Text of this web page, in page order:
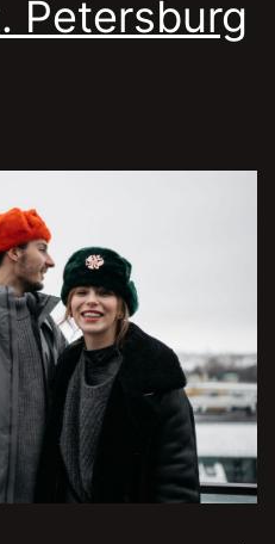
Petersburg